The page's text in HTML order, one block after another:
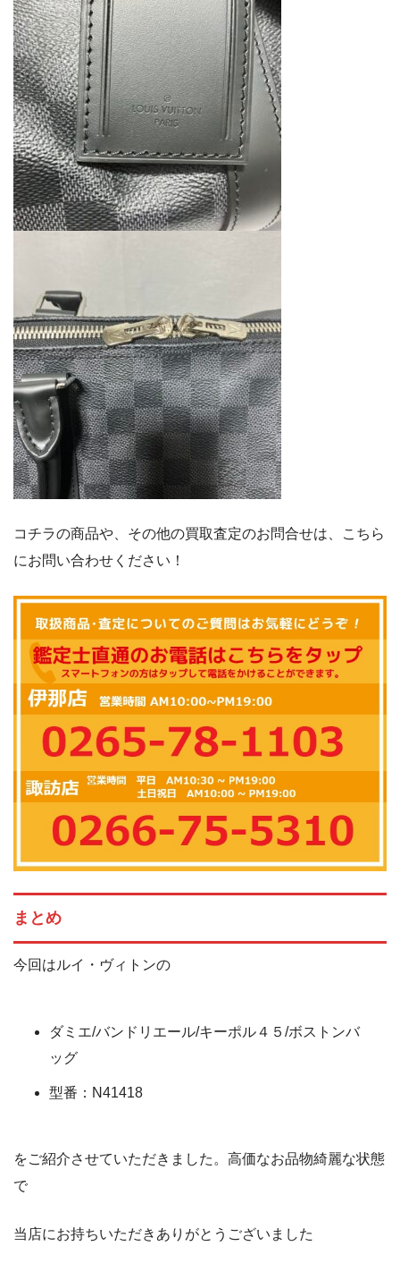
コチラの商品や、その他の買取査定のお問合せは、こちら
にお問い合わせください！
まとめ
今回はルイ・ヴィトンの
ダミエ/バンドリエール/キーポル４５/ボストンバ
ッグ
型番：N41418
をご紹介させていただきました。高価なお品物綺麗な状態
で
当店にお持ちいただきありがとうございました